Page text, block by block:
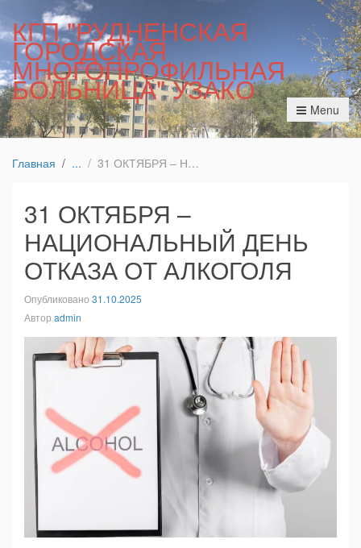
КГП "РУДНЕНСКАЯ
ГОРОДСКАЯ
МНОГОПРОФИЛЬНАЯ
БОЛЬНИЦА" УЗАКО
Menu
Главная 31 ОКТЯБРЯ – НАЦИОНАЛЬНЫЙ ДЕНЬ ОТКАЗА ОТ АЛКОГОЛЯ
31 ОКТЯБРЯ –
НАЦИОНАЛЬНЫЙ ДЕНЬ
ОТКАЗА ОТ АЛКОГОЛЯ
Опубликовано 31.10.2025
Автор admin